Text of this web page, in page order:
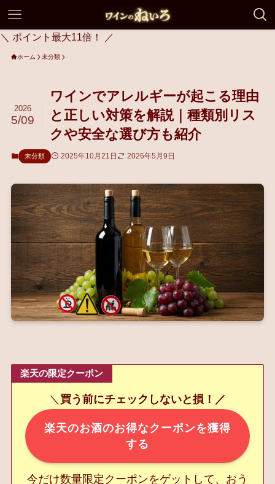
＼ ポイント最大11倍！ ／
ホーム 未分類
ワインでアレルギーが起こる理由
と正しい対策を解説｜種類別リス
クや安全な選び方も紹介
2026
5/09
未分類 2025年10月21日 2026年5月9日
楽天の限定クーポン
＼ 買う前にチェックしないと損！／
楽天のお酒のお得なクーポンを獲得
する
今だけ数量限定クーポンをゲットして、おう